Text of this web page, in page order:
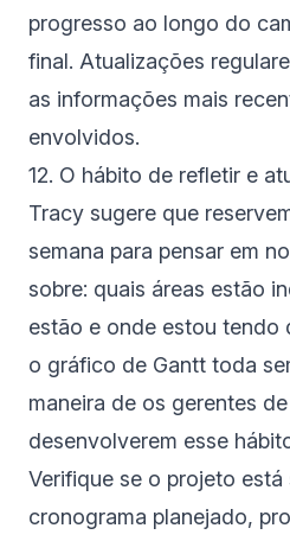
progresso ao longo do
final. Atualizações
as informações mais
envolvidos.
12. O hábito de refletir e
Tracy sugere que
semana para pensar em
sobre: quais áreas estão
estão e onde estou tendo
o gráfico de Gantt toda
maneira de os gerentes
desenvolverem esse
Verifique se o projeto está
cronograma planejado,